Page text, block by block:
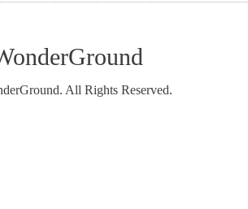
. All Rights Reserved.